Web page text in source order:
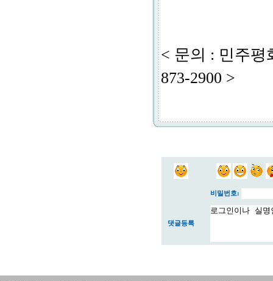
< 문의 : 민주
873-2900 >
비밀번호:
댓글등록